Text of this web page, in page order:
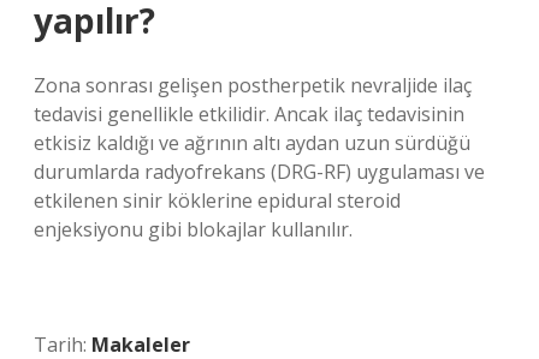
yapılır?
Zona sonrası gelişen postherpetik nevraljide ilaç
tedavisi genellikle etkilidir. Ancak ilaç tedavisinin
etkisiz kaldığı ve ağrının altı aydan uzun sürdüğü
durumlarda radyofrekans (DRG-RF) uygulaması ve
etkilenen sinir köklerine epidural steroid
enjeksiyonu gibi blokajlar kullanılır.
Tarih: Makaleler